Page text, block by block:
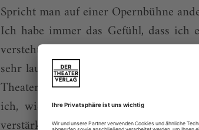
Spricht man auf einer Opernbühne
Ich habe immer das Gefühl, dass ich
versteht – egal, auf was für einer
sehr laut und bin froh, dass ich eine
Theater doch oft Schwierigkeiten,
ich, wie jetzt in «Candide», auch
verstärkt werde. Das klappt auch